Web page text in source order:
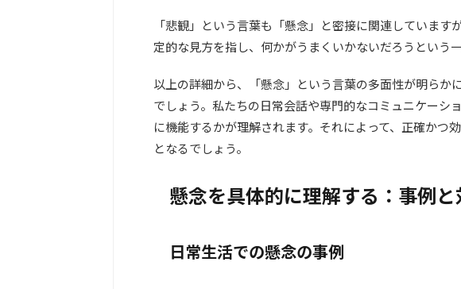
「悲観」という言葉も「懸念」と密接に関連していま
定的な見方を指し、何かがうまくいかないだろうという
以上の詳細から、「懸念」という言葉の多面性が明らか
でしょう。私たちの日常会話や専門的なコミュニケーシ
に機能するかが理解されます。それによって、正確かつ
となるでしょう。
懸念を具体的に理解する：事例
日常生活での懸念の事例